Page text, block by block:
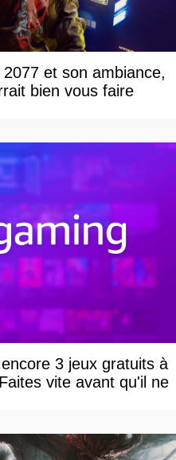
et son ambiance,
bien vous faire
3 jeux gratuits à
vite avant qu'il ne